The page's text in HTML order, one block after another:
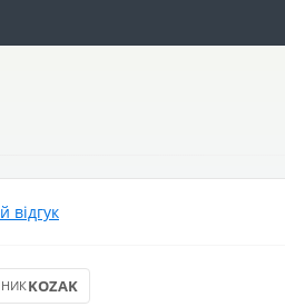
KOZAK